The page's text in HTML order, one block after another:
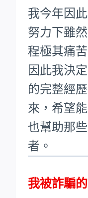
我今年因
努力下雖
程極其痛苦
因此我決
的完整經
來，希望
也幫助那
者。
我被詐騙